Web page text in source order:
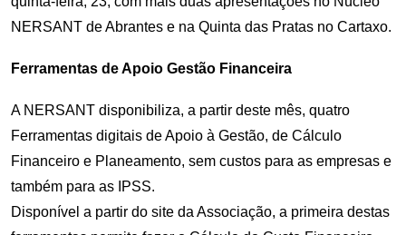
NERSANT de Abrantes e na Quinta das Pratas no Cartaxo.
Ferramentas de Apoio Gestão Financeira
A NERSANT disponibiliza, a partir deste mês, quatro
Ferramentas digitais de Apoio à Gestão, de Cálculo
Financeiro e Planeamento, sem custos para as empresas e
também para as IPSS.
Disponível a partir do site da Associação, a primeira destas